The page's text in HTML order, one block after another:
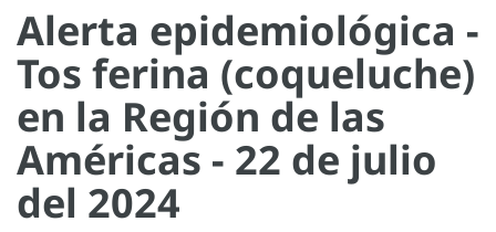
Alerta epidemiológica -
Tos ferina (coqueluche)
en la Región de las
Américas - 22 de julio
del 2024